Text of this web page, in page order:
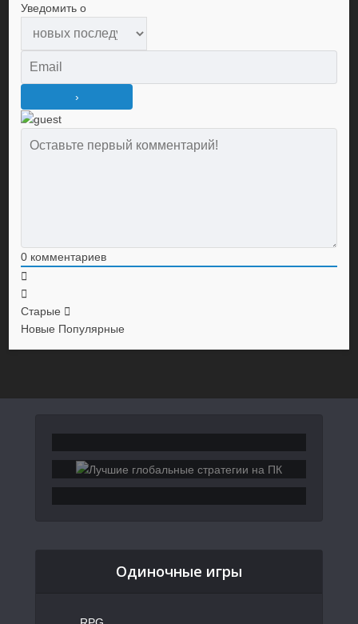
Уведомить о
0 комментариев
Старые
Новые Популярные
Одиночные игры